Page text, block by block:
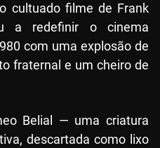
cultuado filme de Frank
a redefinir o cinema
com uma explosão de
fraternal e um cheiro de
Belial — uma criatura
descartada como lixo